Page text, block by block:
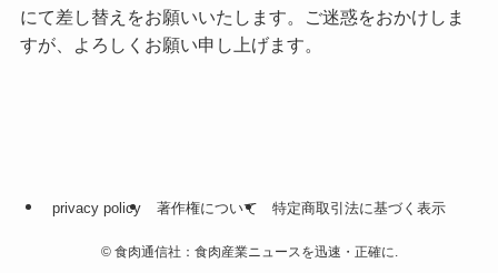
にて差し替えをお願いいたします。ご迷惑をおかけしま
すが、よろしくお願い申し上げます。
privacy policy 著作権について 特定商取引法に基づく表示
©食肉通信社：食肉産業ニュースを迅速・正確に.